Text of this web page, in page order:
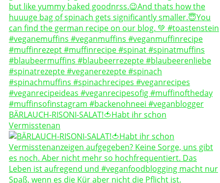
BÄRLAUCH-RISONI-SALAT!🍅Habt ihr schon
Vermisstenan